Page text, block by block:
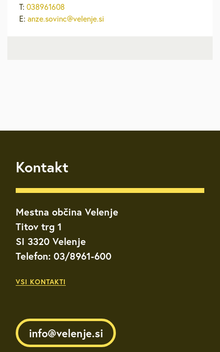
T: 038961608
E: anze.sovinc@velenje.si
Kontakt
Mestna občina Velenje
Titov trg 1
SI 3320 Velenje
Telefon: 03/8961-600
VSI KONTAKTI
info@velenje.si